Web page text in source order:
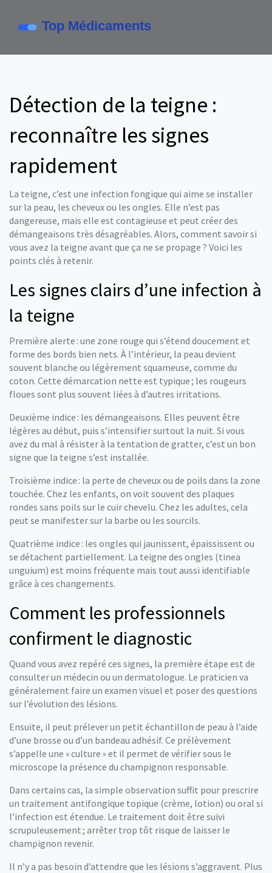
Détection de la teigne :
reconnaître les signes
rapidement
La teigne, c’est une infection fongique qui aime se installer
sur la peau, les cheveux ou les ongles. Elle n’est pas
dangereuse, mais elle est contagieuse et peut créer des
démangeaisons très désagréables. Alors, comment savoir si
vous avez la teigne avant que ça ne se propage ? Voici les
points clés à retenir.
Les signes clairs d’une infection à
la teigne
Première alerte : une zone rouge qui s’étend doucement et
forme des bords bien nets. À l’intérieur, la peau devient
souvent blanche ou légèrement squameuse, comme du
coton. Cette démarcation nette est typique ; les rougeurs
floues sont plus souvent liées à d’autres irritations.
Deuxième indice : les démangeaisons. Elles peuvent être
légères au début, puis s’intensifier surtout la nuit. Si vous
avez du mal à résister à la tentation de gratter, c’est un bon
signe que la teigne s’est installée.
Troisième indice : la perte de cheveux ou de poils dans la zone
touchée. Chez les enfants, on voit souvent des plaques
rondes sans poils sur le cuir chevelu. Chez les adultes, cela
peut se manifester sur la barbe ou les sourcils.
Quatrième indice : les ongles qui jaunissent, épaississent ou
se détachent partiellement. La teigne des ongles (tinea
unguium) est moins fréquente mais tout aussi identifiable
grâce à ces changements.
Comment les professionnels
confirment le diagnostic
Quand vous avez repéré ces signes, la première étape est de
consulter un médecin ou un dermatologue. Le praticien va
généralement faire un examen visuel et poser des questions
sur l’évolution des lésions.
Ensuite, il peut prélever un petit échantillon de peau à l’aide
d’une brosse ou d’un bandeau adhésif. Ce prélèvement
s’appelle une « culture » et il permet de vérifier sous le
microscope la présence du champignon responsable.
Dans certains cas, la simple observation suffit pour prescrire
un traitement antifongique topique (crème, lotion) ou oral si
l’infection est étendue. Le traitement doit être suivi
scrupuleusement ; arrêter trop tôt risque de laisser le
champignon revenir.
Il n’y a pas besoin d’attendre que les lésions s’aggravent. Plus